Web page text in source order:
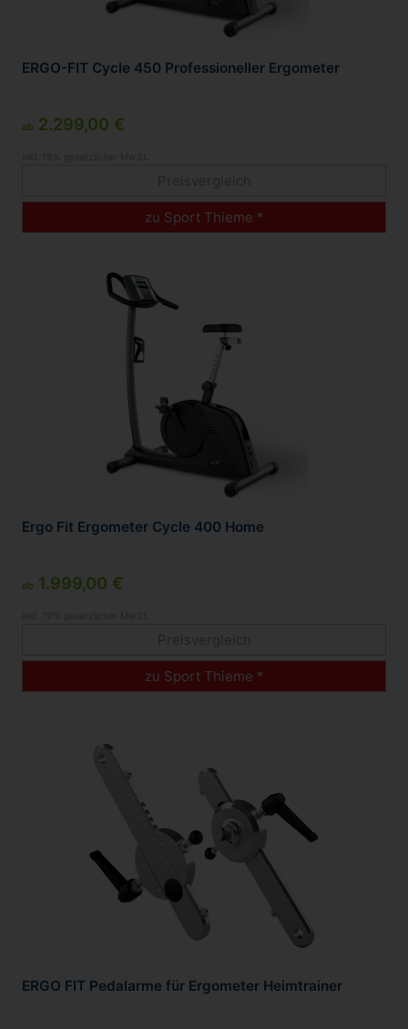
ERGO-FIT Cycle 450 Professioneller Ergometer
ab 2.299,00 €
zu Sport Thieme *
Ergo Fit Ergometer Cycle 400 Home
ab 1.999,00 €
zu Sport Thieme *
ERGO FIT Pedalarme für Ergometer Heimtrainer